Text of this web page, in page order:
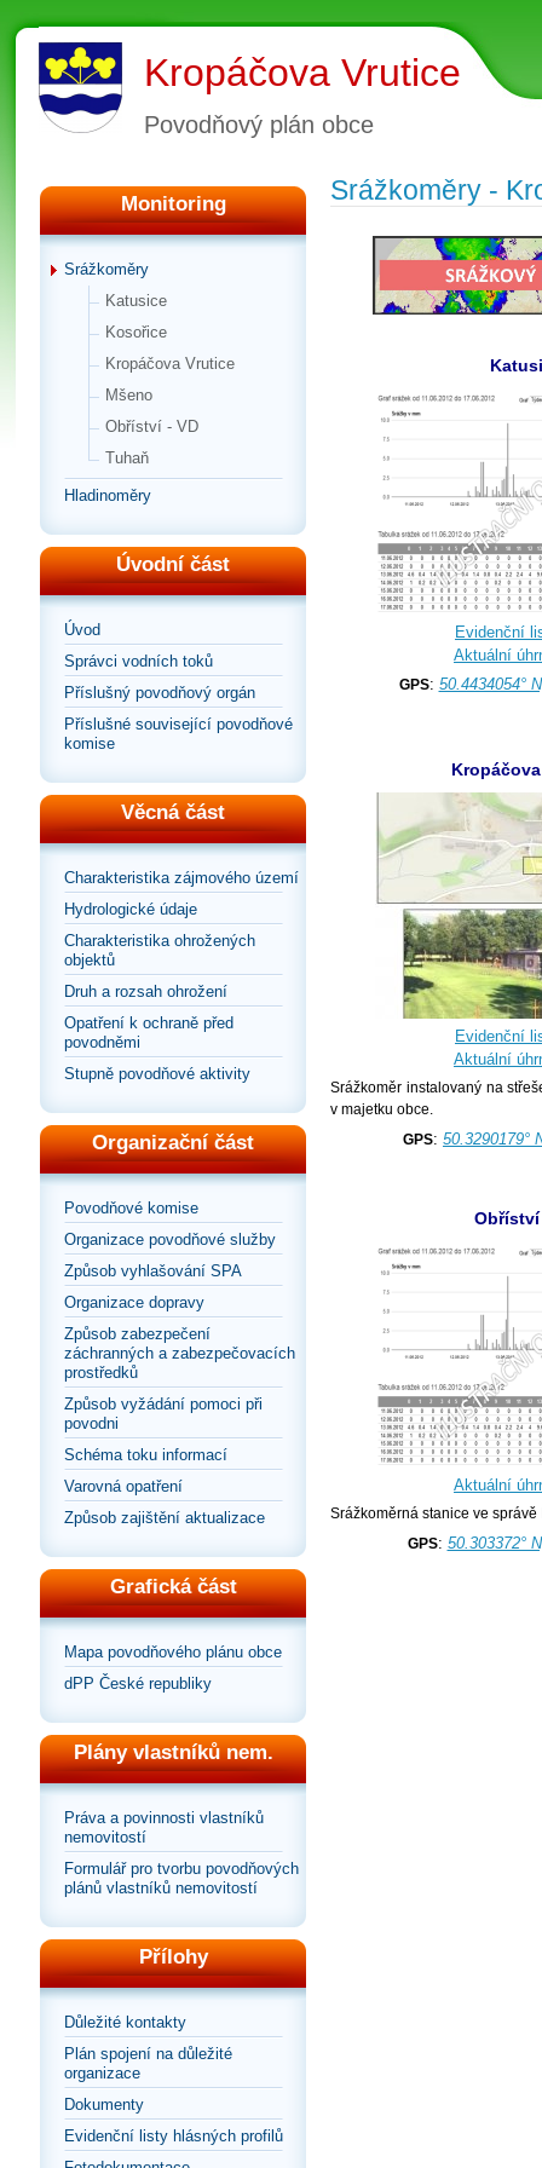
Kropáčova Vrutice
Povodňový plán obce
Monitoring
Srážkoměry
Katusice
Kosořice
Kropáčova Vrutice
Mšeno
Obříství - VD
Tuhaň
Hladinoměry
Úvodní část
Úvod
Správci vodních toků
Příslušný povodňový orgán
Příslušné související povodňové
komise
Věcná část
Charakteristika zájmového území
Hydrologické údaje
Charakteristika ohrožených
objektů
Druh a rozsah ohrožení
Opatření k ochraně před
povodněmi
Stupně povodňové aktivity
Organizační část
Povodňové komise
Organizace povodňové služby
Způsob vyhlašování SPA
Organizace dopravy
Způsob zabezpečení
záchranných a zabezpečovacích
prostředků
Způsob vyžádání pomoci při
povodni
Schéma toku informací
Varovná opatření
Způsob zajištění aktualizace
Grafická část
Mapa povodňového plánu obce
dPP České republiky
Plány vlastníků nem.
Práva a povinnosti vlastníků
nemovitostí
Formulář pro tvorbu povodňových
plánů vlastníků nemovitostí
Přílohy
Důležité kontakty
Plán spojení na důležité
organizace
Dokumenty
Evidenční listy hlásných profilů
Srážkoměry -
Evidenční
Aktuální
GPS: 50.4434054°
Evidenční
Aktuální
Srážkoměr instalovaný na
v majetku obce.
GPS: 50.3290179°
Obříství
Aktuální
Srážkoměrná stanice ve
GPS: 50.303372°